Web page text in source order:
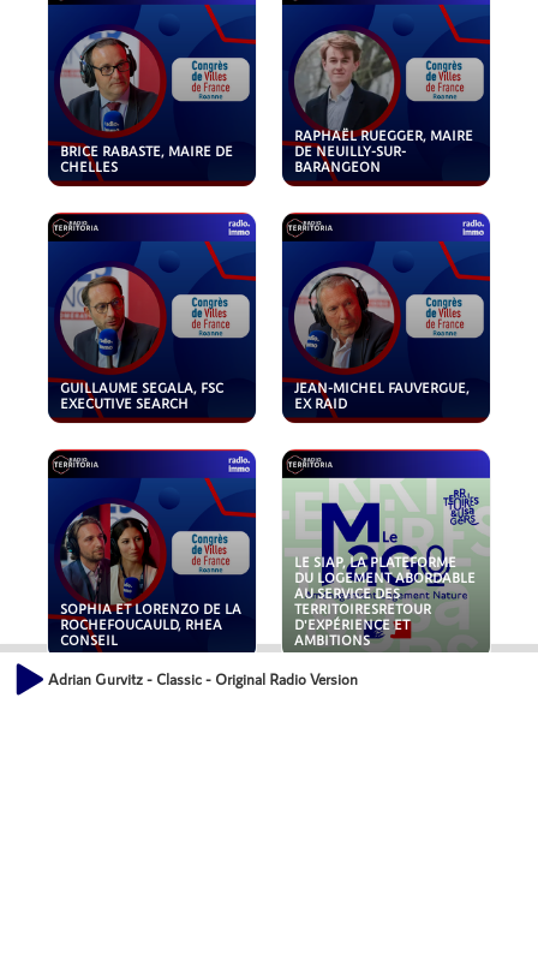
BRICE RABASTE, MAIRE DE
CHELLES
RAPHAËL RUEGGER, MAIRE
DE NEUILLY-SUR-
BARANGEON
GUILLAUME SEGALA, FSC
EXECUTIVE SEARCH
JEAN-MICHEL FAUVERGUE,
EX RAID
SOPHIA ET LORENZO DE LA
ROCHEFOUCAULD, RHEA
CONSEIL
LE SIAP, LA PLATEFORME
DU LOGEMENT ABORDABLE
AU SERVICE DES
TERRITOIRESRETOUR
D'EXPÉRIENCE ET
AMBITIONS
Adrian Gurvitz - Classic - Original Radio Version 96' - Remastered